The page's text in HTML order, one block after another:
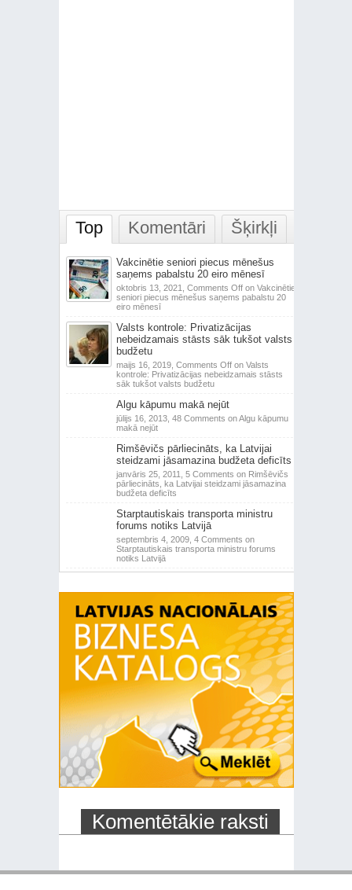
Top Komentāri Šķirkļi
Vakcinētie seniori piecus mēnešus
saņems pabalstu 20 eiro mēnesī
oktobris 13, 2021, Comments Offon Vakcinētie
seniori piecus mēnešus saņems pabalstu 20
eiro mēnesī
Valsts kontrole: Privatizācijas
nebeidzamais stāsts sāk tukšot valsts
budžetu
maijs 16, 2019, Comments Offon Valsts
kontrole: Privatizācijas nebeidzamais stāsts
sāk tukšot valsts budžetu
Algu kāpumu makā nejūt
jūlijs 16, 2013, 48 Comments on Algu kāpumu
makā nejūt
Rimšēvičs pārliecināts, ka Latvijai
steidzami jāsamazina budžeta deficīts
janvāris 25, 2011, 5 Comments on Rimšēvičs
pārliecināts, ka Latvijai steidzami jāsamazina
budžeta deficīts
Starptautiskais transporta ministru
forums notiks Latvijā
septembris 4, 2009, 4 Comments on
Starptautiskais transporta ministru forums
notiks Latvijā
Komentētākie raksti